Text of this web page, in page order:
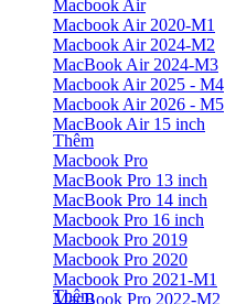
Macbook Air
Macbook Air 2020-M1
Macbook Air 2024-M2
MacBook Air 2024-M3
Macbook Air 2025 - M4
Macbook Air 2026 - M5
MacBook Air 15 inch
Thêm
Macbook Pro
MacBook Pro 13 inch
MacBook Pro 14 inch
Macbook Pro 16 inch
Macbook Pro 2019
Macbook Pro 2020
Macbook Pro 2021-M1
MacBook Pro 2022-M2
Thêm